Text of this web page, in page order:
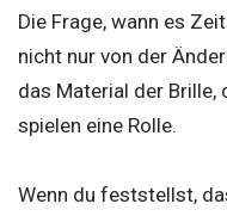
Die Frage, wann es
nicht nur von der
das Material der
spielen eine Rolle.
Wenn du feststellst,